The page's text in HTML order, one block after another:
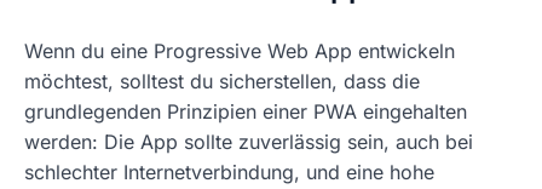
Wenn du eine Progressive Web App entwickeln
möchtest, solltest du sicherstellen, dass die
grundlegenden Prinzipien einer PWA eingehalten
werden: Die App sollte zuverlässig sein, auch bei
schlechter Internetverbindung, und eine hohe